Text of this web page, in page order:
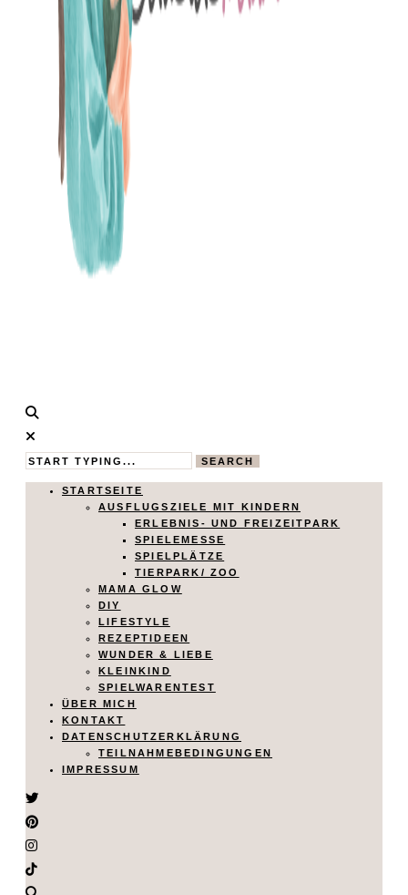
Calistas
Traum
MAMABLOG
SEARCH
STARTSEITE
AUSFLUGSZIELE MIT KINDERN
ERLEBNIS- UND FREIZEITPARK
SPIELEMESSE
SPIELPLÄTZE
TIERPARK/ ZOO
MAMA GLOW
DIY
LIFESTYLE
REZEPTIDEEN
WUNDER & LIEBE
KLEINKIND
SPIELWARENTEST
ÜBER MICH
KONTAKT
DATENSCHUTZERKLÄRUNG
TEILNAHMEBEDINGUNGEN
IMPRESSUM